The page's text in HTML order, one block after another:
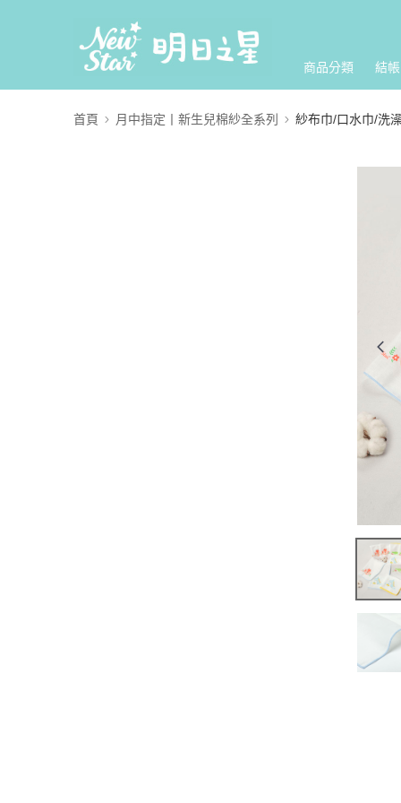
商品分類 結
首頁 月中指定丨新生兒棉紗全系列 紗布巾/口水巾/洗